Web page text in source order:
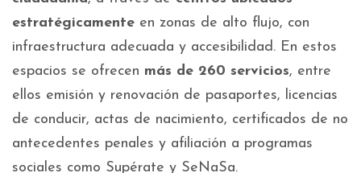
estratégicamente en zonas de alto flujo, con
infraestructura adecuada y accesibilidad. En estos
espacios se ofrecen más de 260 servicios, entre
ellos emisión y renovación de pasaportes, licencias
de conducir, actas de nacimiento, certificados de no
antecedentes penales y afiliación a programas
sociales como Supérate y SeNaSa.